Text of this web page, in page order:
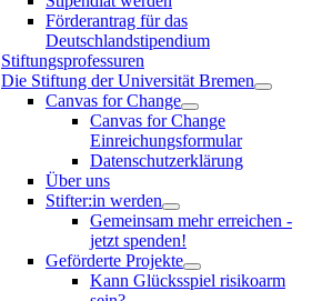
Förderantrag für das
Deutschlandstipendium
Stiftungsprofessuren
Die Stiftung der Universität Bremen
Canvas for Change
Canvas for Change
Einreichungsformular
Datenschutzerklärung
Über uns
Stifter:in werden
Gemeinsam mehr erreichen -
jetzt spenden!
Geförderte Projekte
Kann Glücksspiel risikoarm